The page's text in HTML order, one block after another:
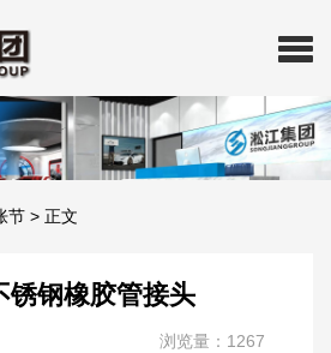
节 > 正文
锈钢橡胶管接头
浏览量：1267